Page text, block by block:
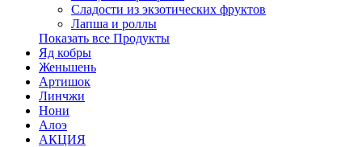
Сладости из экзотических фруктов
Лапша и роллы
Показать все Продукты
Яд кобры
Женьшень
Артишок
Линчжи
Нони
Алоэ
АКЦИЯ